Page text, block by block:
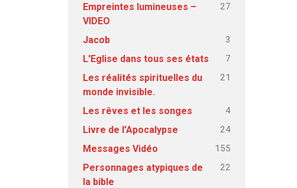
Empreintes lumineuses –
VIDEO
27
Jacob 3
L'Eglise dans tous ses états 7
Les réalités spirituelles du
monde invisible.
21
Les rêves et les songes 4
Livre de l'Apocalypse 24
Messages Vidéo 155
Personnages atypiques de
la bible
22